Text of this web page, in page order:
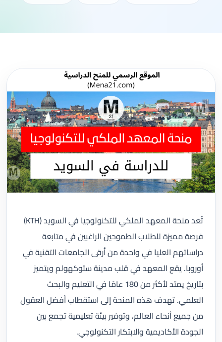
تُعد منحة المعهد الملكي للتكنولوجيا في السويد (KTH)
فرصة مميزة للطلاب الطموحين الراغبين في متابعة
دراساتهم العليا في واحدة من أرقى الجامعات التقنية في
أوروبا. يقع المعهد في قلب مدينة ستوكهولم ويتميز
بتاريخ يمتد لأكثر من 180 عامًا في التعليم والبحث
العلمي. تهدف هذه المنحة إلى استقطاب أفضل العقول
من جميع أنحاء العالم، وتوفير بيئة تعليمية تجمع بين
الجودة الأكاديمية والابتكار التكنولوجي.